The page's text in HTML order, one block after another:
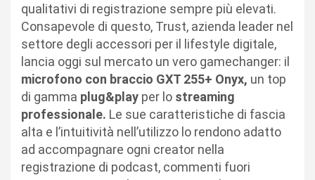
qualitativi di registrazione sempre più elevati.
Consapevole di questo, Trust, azienda leader nel
settore degli accessori per il lifestyle digitale,
lancia oggi sul mercato un vero gamechanger: il
microfono con braccio GXT 255+ Onyx, un top
di gamma plug&play per lo streaming
professionale. Le sue caratteristiche di fascia
alta e l’intuitività nell’utilizzo lo rendono adatto
ad accompagnare ogni creator nella
registrazione di podcast, commenti fuori